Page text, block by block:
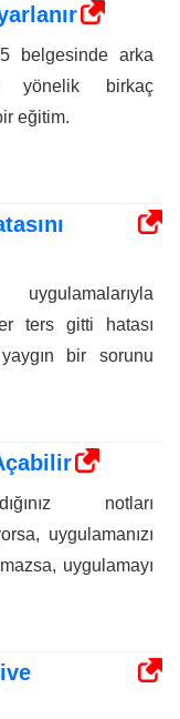
belgesinde arka
yönelik birkaç
eğitim.
ters gitti hatası
yaygın bir sorunu
notları
uygulamanızı
uygulamayı